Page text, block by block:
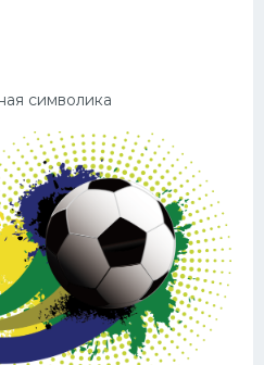
символика